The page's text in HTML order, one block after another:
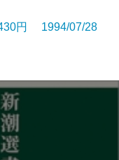
円 1994/07/28